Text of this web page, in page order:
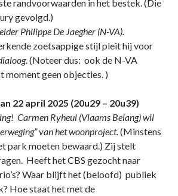
randvoorwaarden in het bestek. (Die
gevolgd.)
Philippe De Jaegher (N-VA).
zoetsappige stijl pleit hij voor
. (Noteer dus: ook de N-VA
moment geen objecties. )
22 april 2025 (20u29 – 20u39)
Carmen Ryheul (Vlaams Belang) wil
van het woonproject.(Minstens
park moeten bewaard.) Zij stelt
Heeft het CBS gezocht naar
Waar blijft het (beloofd) publiek
Hoe staat het met de